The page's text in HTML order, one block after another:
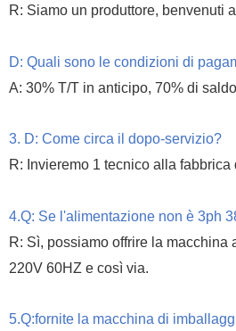
R: Siamo un produttore, benvenuti
D: Quali sono le condizioni di
A: 30% T/T in anticipo, 70% di
3. D: Come circa il dopo-servizio?
R: Invieremo 1 tecnico alla
4.Q: Se l'alimentazione non è 3ph
R: Sì, possiamo offrire la
220V 60HZ e così via.
5.Q:fornite la macchina di